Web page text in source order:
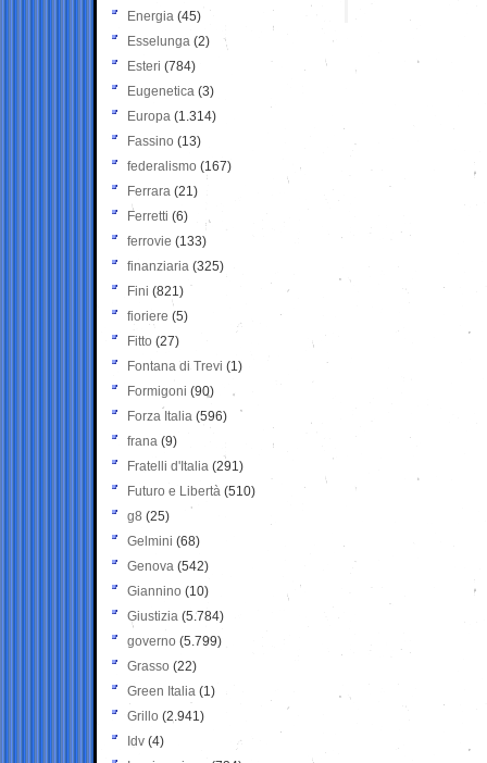
Energia (45)
Esselunga (2)
Esteri (784)
Eugenetica (3)
Europa (1.314)
Fassino (13)
federalismo (167)
Ferrara (21)
Ferretti (6)
ferrovie (133)
finanziaria (325)
Fini (821)
fioriere (5)
Fitto (27)
Fontana di Trevi (1)
Formigoni (90)
Forza Italia (596)
frana (9)
Fratelli d'Italia (291)
Futuro e Libertà (510)
g8 (25)
Gelmini (68)
Genova (542)
Giannino (10)
Giustizia (5.784)
governo (5.799)
Grasso (22)
Green Italia (1)
Grillo (2.941)
Idv (4)